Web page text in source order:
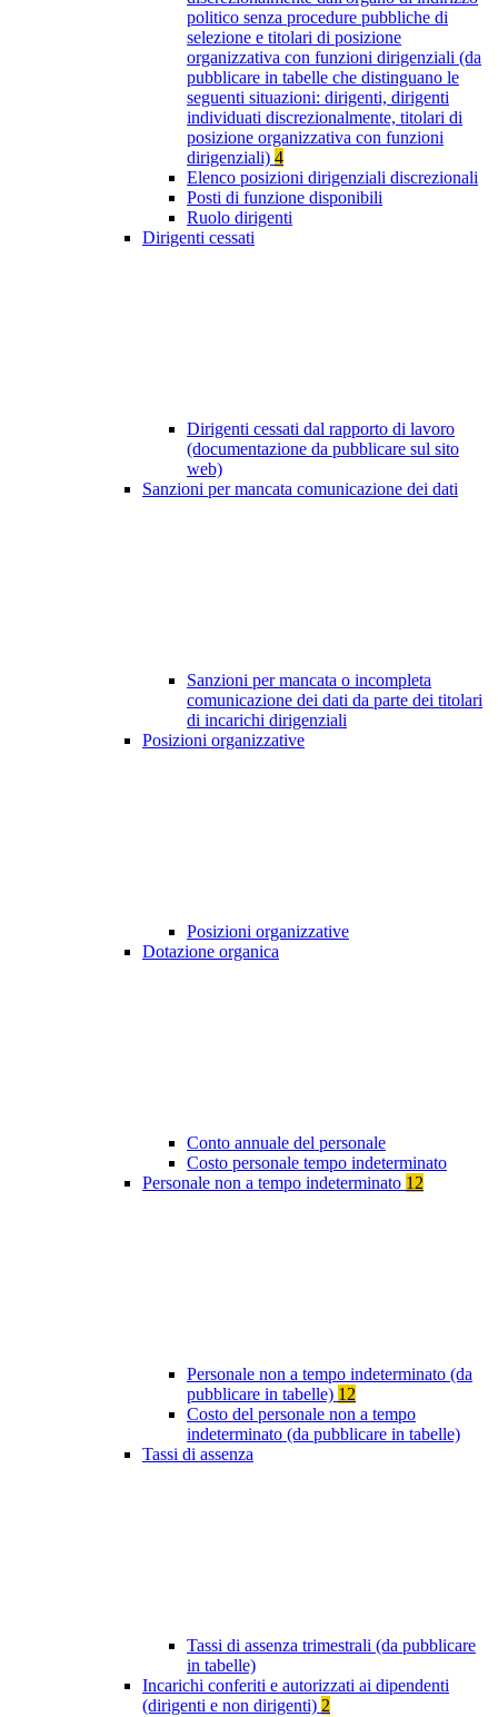
politico senza procedure pubbliche di
selezione e titolari di posizione
organizzativa con funzioni dirigenziali (da
pubblicare in tabelle che distinguano le
seguenti situazioni: dirigenti, dirigenti
individuati discrezionalmente, titolari di
posizione organizzativa con funzioni
dirigenziali) 4
Elenco posizioni dirigenziali discrezionali
Posti di funzione disponibili
Ruolo dirigenti
Dirigenti cessati
Dirigenti cessati dal rapporto di lavoro
(documentazione da pubblicare sul sito
web)
Sanzioni per mancata comunicazione dei dati
Sanzioni per mancata o incompleta
comunicazione dei dati da parte dei titolari
di incarichi dirigenziali
Posizioni organizzative
Posizioni organizzative
Dotazione organica
Conto annuale del personale
Costo personale tempo indeterminato
Personale non a tempo indeterminato 12
Personale non a tempo indeterminato (da
pubblicare in tabelle) 12
Costo del personale non a tempo
indeterminato (da pubblicare in tabelle)
Tassi di assenza
Tassi di assenza trimestrali (da pubblicare
in tabelle)
Incarichi conferiti e autorizzati ai dipendenti
(dirigenti e non dirigenti) 2